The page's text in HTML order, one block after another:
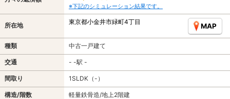
※下記のシミュレーション結果です。
所在地 東京都小金井市緑町4丁目
MAP
種類 中古一戸建て
交通 - -駅 -
間取り 1SLDK（-）
構造/階数 軽量鉄骨造/地上2階建